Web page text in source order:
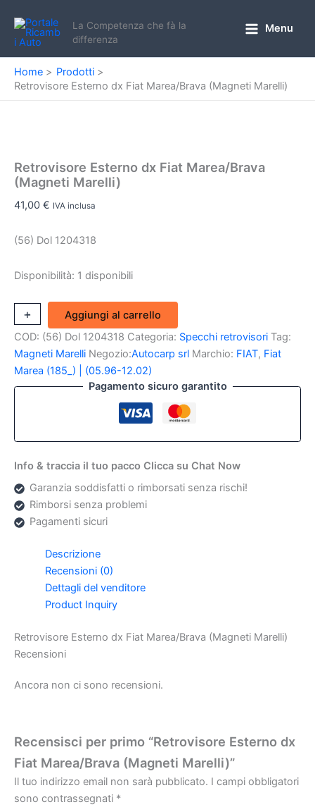
contenuto
La Competenza che fà la
differenza
Menu
Home
Prodotti
Retrovisore Esterno dx Fiat Marea/Brava (Magneti Marelli)
Retrovisore Esterno dx Fiat Marea/Brava
(Magneti Marelli)
41,00 € IVA inclusa
(56) Dol 1204318
Disponibilità: 1 disponibili
-
Retrovisore
Esterno
dx
Fiat
Marea/Brava
(Magneti
+
Aggiungi al carrello
COD: (56) Dol 1204318 Categoria: Specchi retrovisori Tag:
Magneti Marelli Negozio:Autocarp srl Marchio: FIAT, Fiat
Marea (185_) | (05.96-12.02)
Pagamento sicuro garantito
Info & traccia il tuo pacco Clicca su Chat Now
Garanzia soddisfatti o rimborsati senza rischi!
Rimborsi senza problemi
Pagamenti sicuri
Descrizione
Recensioni (0)
Dettagli del venditore
Product Inquiry
Retrovisore Esterno dx Fiat Marea/Brava (Magneti Marelli)
Recensioni
Ancora non ci sono recensioni.
Recensisci per primo “Retrovisore Esterno dx
Fiat Marea/Brava (Magneti Marelli)”
Il tuo indirizzo email non sarà pubblicato. I campi obbligatori
sono contrassegnati *